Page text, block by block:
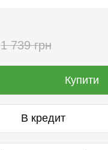
1 739 грн
Купити
В кредит